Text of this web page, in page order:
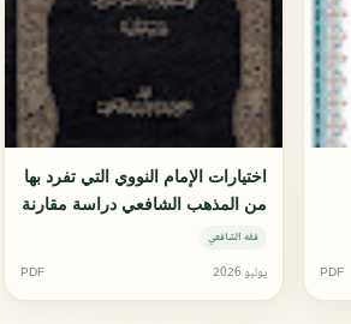
PDF
اختيارات الإمام النووي التي تفرد بها
من المذهب الشافعي دراسة مقارنة
فقه الشافعي
يوليو 2026 PDF